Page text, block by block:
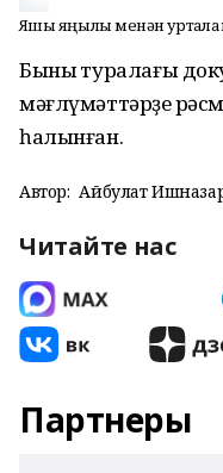
Яҡшы яңылыҡ менән
Бының туралағы
мәғлүмәттәрҙең
һалынған.
Автор: Айбулат
Читайте нас
Партнеры